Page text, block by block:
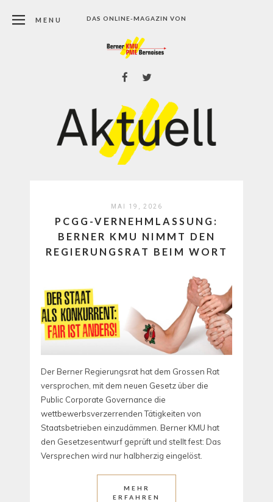
DAS ONLINE-MAGAZIN VON
MENU
MAI 19, 2026
PCGG-VERNEHMLASSUNG:
BERNER KMU NIMMT DEN
REGIERUNGSRAT BEIM WORT
Der Berner Regierungsrat hat dem Grossen Rat
versprochen, mit dem neuen Gesetz über die
Public Corporate Governance die
wettbewerbsverzerrenden Tätigkeiten von
Staatsbetrieben einzudämmen. Berner KMU hat
den Gesetzesentwurf geprüft und stellt fest: Das
Versprechen wird nur halbherzig eingelöst.
MEHR
ERFAHREN